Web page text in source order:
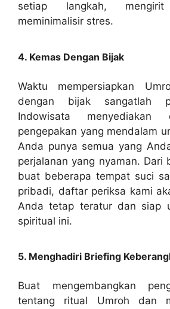
setiap langkah,
meminimalisir stres.
4. Kemas Dengan Bijak
Waktu mempersiapkan
dengan bijak sangatlah
Indowisata menyediakan
pengepakan yang mendalam
Anda punya semua yang
perjalanan yang nyaman. Dari
buat beberapa tempat suci
pribadi, daftar periksa kami
Anda tetap teratur dan siap
spiritual ini.
5. Menghadiri Briefing
Buat mengembangkan
tentang ritual Umroh dan